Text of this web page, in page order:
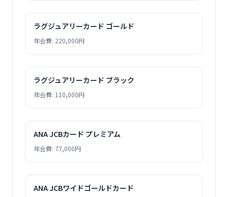
ラグジュアリーカード ゴールド
年会費: 220,000円
ラグジュアリーカード ブラック
年会費: 110,000円
ANA JCBカード プレミアム
年会費: 77,000円
ANA JCBワイドゴールドカード